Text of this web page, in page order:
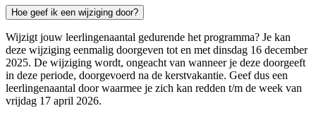
Hoe geef ik een wijziging door?
Wijzigt jouw leerlingenaantal gedurende het programma? Je kan
deze wijziging eenmalig doorgeven tot en met dinsdag 16 december
2025. De wijziging wordt, ongeacht van wanneer je deze doorgeeft
in deze periode, doorgevoerd na de kerstvakantie. Geef dus een
leerlingenaantal door waarmee je zich kan redden t/m de week van
vrijdag 17 april 2026.